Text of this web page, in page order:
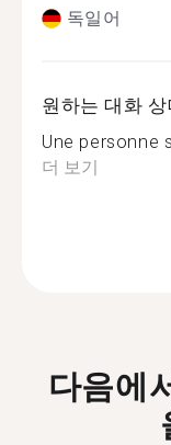
독일어
원하는 대화 상
Une personne
더 보기
다음에